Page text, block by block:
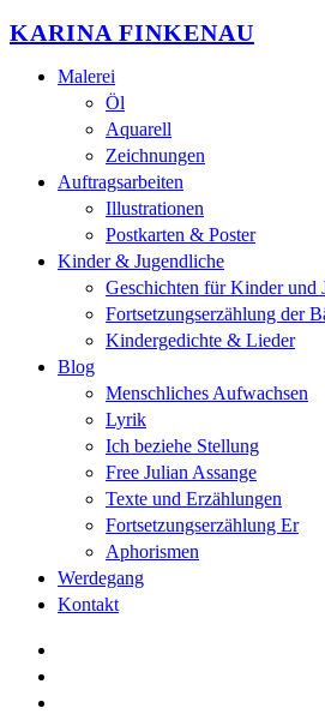
KARINA FINKENAU
Malerei
Öl
Aquarell
Zeichnungen
Auftragsarbeiten
Illustrationen
Postkarten & Poster
Kinder & Jugendliche
Geschichten für Kinder und
Fortsetzungserzählung der
Kindergedichte & Lieder
Blog
Menschliches Aufwachsen
Lyrik
Ich beziehe Stellung
Free Julian Assange
Texte und Erzählungen
Fortsetzungserzählung Er
Aphorismen
Werdegang
Kontakt